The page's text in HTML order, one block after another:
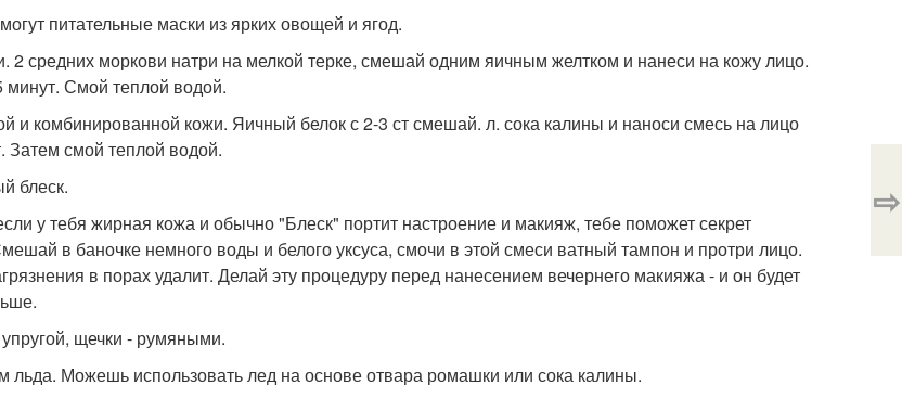
питательные маски из ярких овощей и ягод.
2 средних моркови натри на мелкой терке, смешай одним яичным желтком и нанеси на кожу лицо.
Смой теплой водой.
и комбинированной кожи. Яичный белок с 2-3 ст смешай. л. сока калины и наноси смесь на лицо
Затем смой теплой водой.
блеск.
у тебя жирная кожа и обычно "Блеск" портит настроение и макияж, тебе поможет секрет
в баночке немного воды и белого уксуса, смочи в этой смеси ватный тампон и протри лицо.
в порах удалит. Делай эту процедуру перед нанесением вечернего макияжа - и он будет
щечки - румяными.
льда. Можешь использовать лед на основе отвара ромашки или сока калины.
⇨